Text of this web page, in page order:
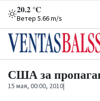
20.2 °C
Ветер 5.66 m/s
США за
15 мая, 00:00, 2010|